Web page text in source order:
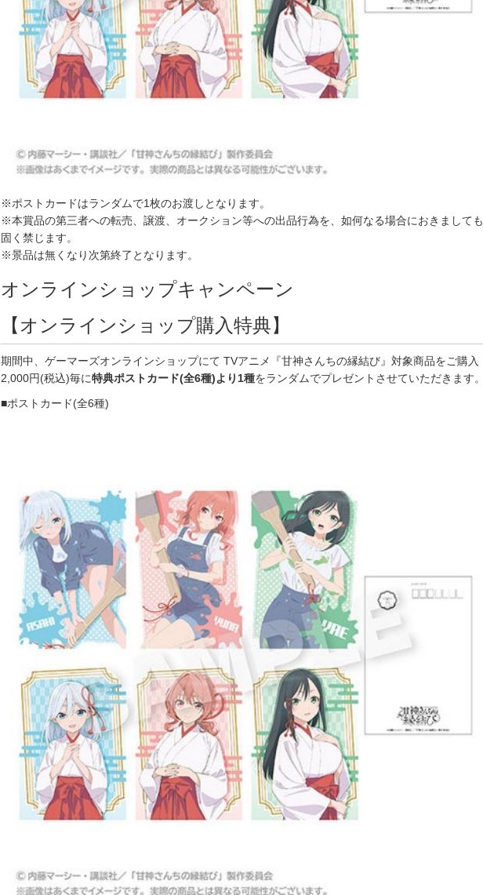
※ポストカードはランダムで1枚のお渡しとなります。
※本賞品の第三者への転売、譲渡、オークション等への出品行為を、如何なる場合におきましても
固く禁じます。
※景品は無くなり次第終了となります。
オンラインショップキャンペーン
【オンラインショップ購入特典】
期間中、ゲーマーズオンラインショップにて TVアニメ『甘神さんちの縁結び』対象商品をご購入
2,000円(税込)毎に特典ポストカード(全6種)より1種をランダムでプレゼントさせていただきます。
■ポストカード(全6種)